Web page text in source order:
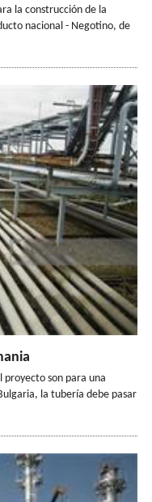
la construcción de la
nacional - Negotino, de
proyecto son para una
la tubería debe pasar